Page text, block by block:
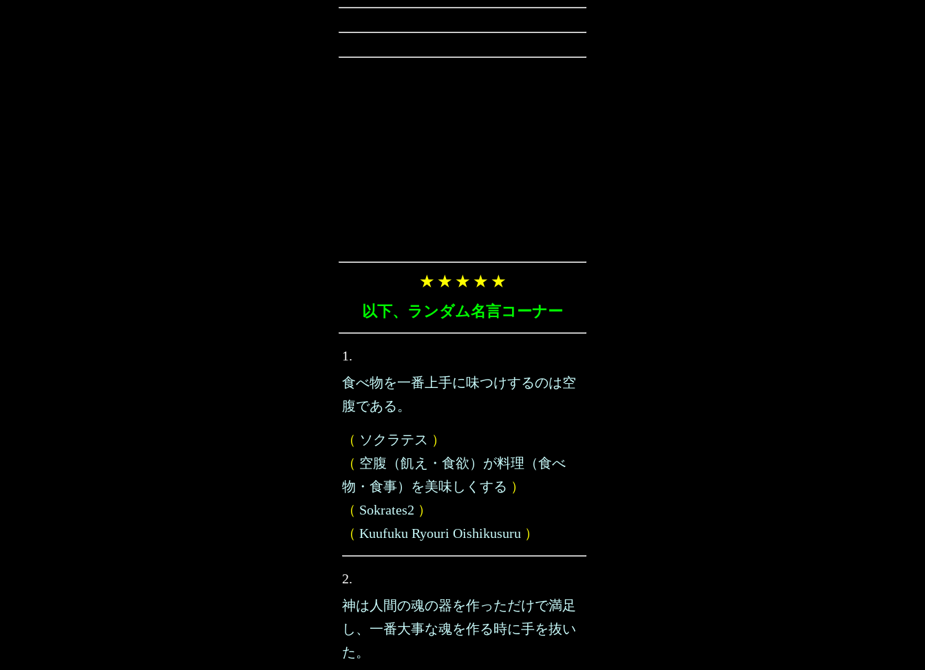
★ ★ ★ ★ ★
以下、ランダム名言コーナー
1.
食べ物を一番上手に味つけするのは空
腹である。
（ ソクラテス ）
（ 空腹（飢え・食欲）が料理（食べ
物・食事）を美味しくする ）
（ Sokrates2 ）
（ Kuufuku Ryouri Oishikusuru ）
2.
神は人間の魂の器を作っただけで満足
し、一番大事な魂を作る時に手を抜い
た。